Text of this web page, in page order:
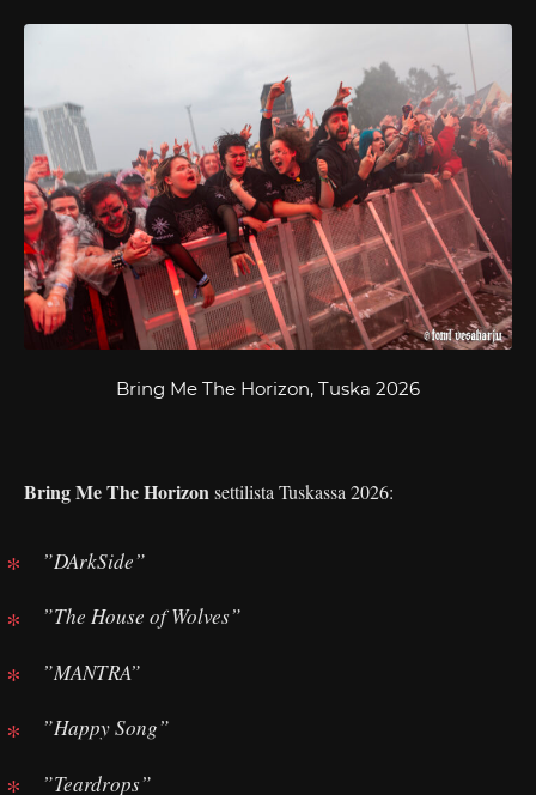
Bring Me The Horizon, Tuska 2026
Bring Me The Horizonsettilista Tuskassa 2026:
”DArkSide”
”The House of Wolves”
”MANTRA”
”Happy Song”
”Teardrops”